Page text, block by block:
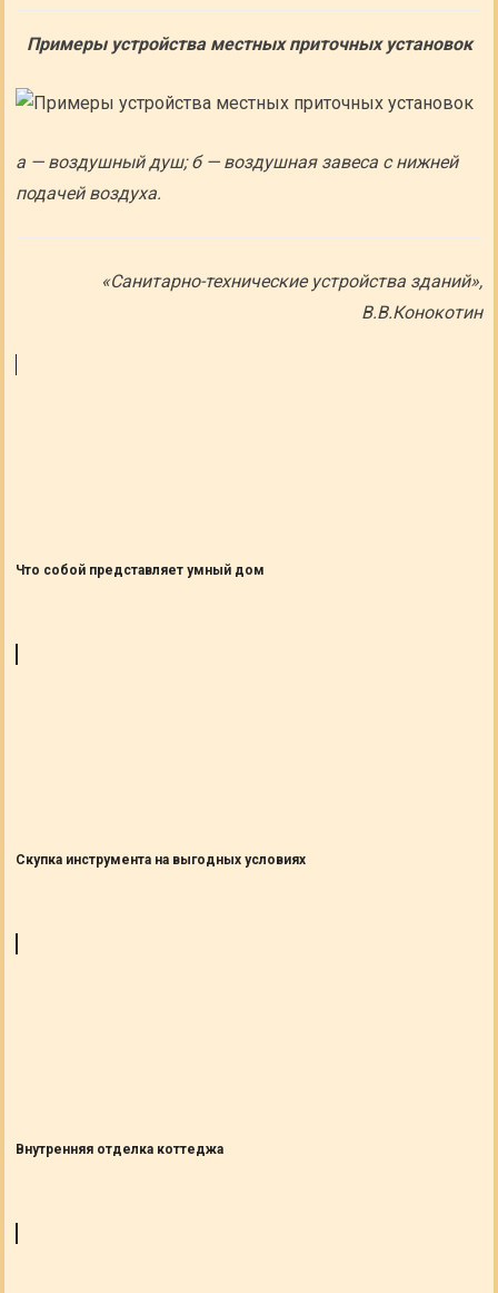
Примеры устройства местных приточных установок
а — воздушный душ; б — воздушная завеса с нижней
подачей воздуха.
«Санитарно-технические устройства зданий»,
В.В.Конокотин
Что собой представляет умный дом
Скупка инструмента на выгодных условиях
Внутренняя отделка коттеджа